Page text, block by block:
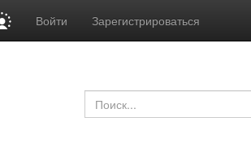
Войти Зарегистрироваться